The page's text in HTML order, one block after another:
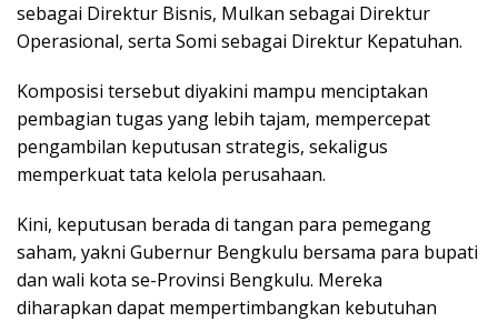
sebagai Direktur Bisnis, Mulkan sebagai Direktur
Operasional, serta Somi sebagai Direktur Kepatuhan.
Komposisi tersebut diyakini mampu menciptakan
pembagian tugas yang lebih tajam, mempercepat
pengambilan keputusan strategis, sekaligus
memperkuat tata kelola perusahaan.
Kini, keputusan berada di tangan para pemegang
saham, yakni Gubernur Bengkulu bersama para bupati
dan wali kota se-Provinsi Bengkulu. Mereka
diharapkan dapat mempertimbangkan kebutuhan